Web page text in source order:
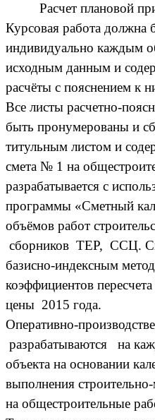
Расчет плановой
Курсовая работа должна
индивидуально каждым
исходным данным и
расчёты с пояснением к
Все листы расчетно-
быть пронумерованы и
титульным листом и
смета № 1 на
разрабатывается с
программы «Сметный
объёмов работ
сборников ТЕР, ССЦ.
базисно-индексным
коэффициентов
цены 2015 года.
Оперативно-
разрабатываются на
объекта на основании
выполнения
на общестроительные